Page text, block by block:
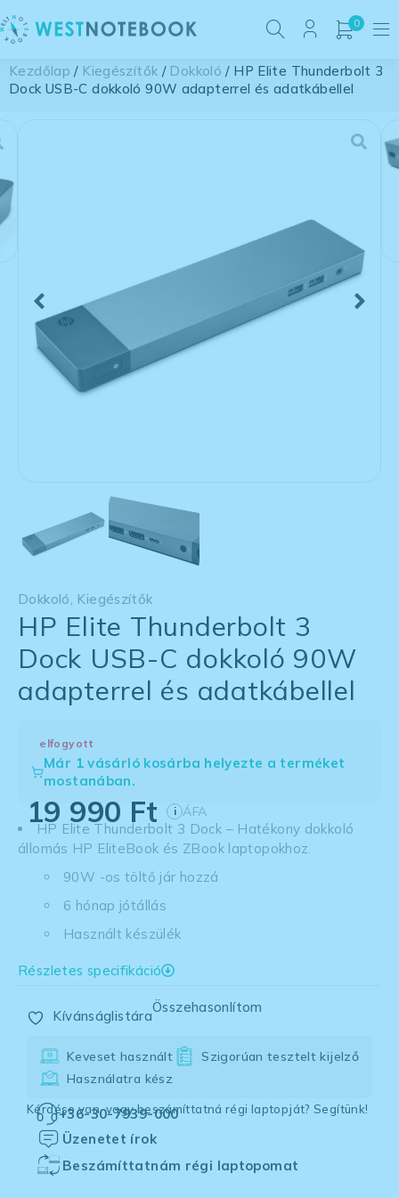
0
Kezdőlap / Kiegészítők / Dokkoló / HP Elite Thunderbolt 3
Dock USB-C dokkoló 90W adapterrel és adatkábellel
Dokkoló, Kiegészítők
HP Elite Thunderbolt 3
Dock USB-C dokkoló 90W
adapterrel és adatkábellel
elfogyott
Már 1 vásárló kosárba helyezte a terméket
mostanában.
19 990 Ft i ÁFA
HP Elite Thunderbolt 3 Dock – Hatékony dokkoló
állomás HP EliteBook és ZBook laptopokhoz.
90W -os töltő jár hozzá
6 hónap jótállás
Használt készülék
Részletes specifikáció
Kívánságlistára
Összehasonlítom
Keveset használt
Szigorúan tesztelt kijelző
Használatra kész
Kérdése van, vagy beszámíttatná régi laptopját? Segítünk!
+36-30-7939-000
Üzenetet írok
Beszámíttatnám régi laptopomat